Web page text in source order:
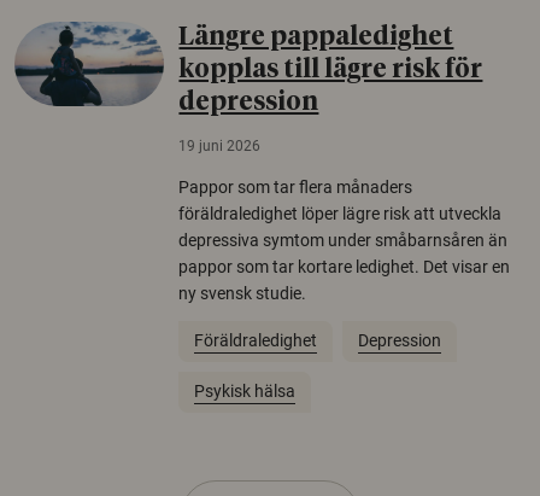
Längre pappaledighet
kopplas till lägre risk för
depression
19 juni 2026
Pappor som tar flera månaders
föräldraledighet löper lägre risk att utveckla
depressiva symtom under småbarnsåren än
pappor som tar kortare ledighet. Det visar en
ny svensk studie.
Föräldraledighet Depression
Psykisk hälsa